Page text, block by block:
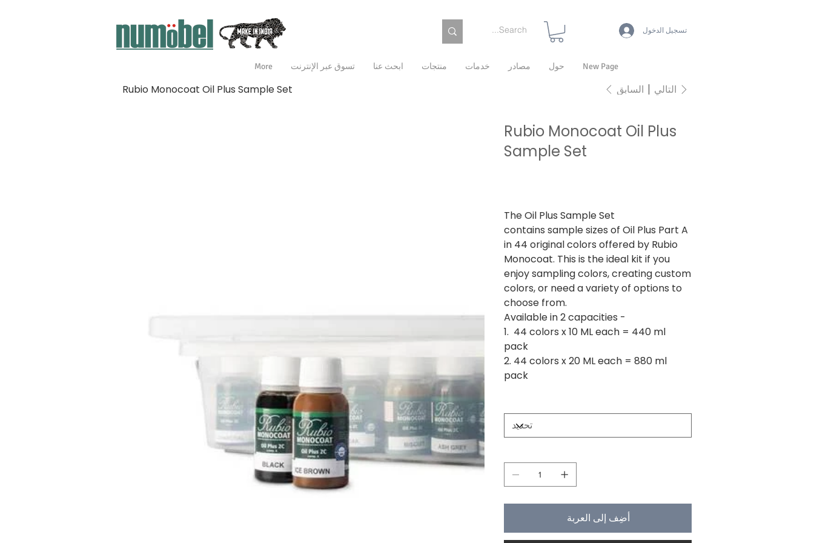
تسجيل الدخول
New Page حول مصادر خدمات منتجات ابحث عنا تسوق عبر الإنترنت More
Rubio Monocoat Oil Plus Sample Set السابق التالي
Rubio Monocoat Oil Plus
Sample Set
The Oil Plus Sample Set
contains sample sizes of Oil Plus Part A
in 44 original colors offered by Rubio
Monocoat. This is the ideal kit if you
enjoy sampling colors, creating custom
colors, or need a variety of options to
choose from.
Available in 2 capacities -
1. 44 colors x 10 ML each = 440 ml
pack
2. 44 colors x 20 ML each = 880 ml
pack
أضِف إلى العربة